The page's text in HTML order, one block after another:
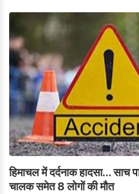
हिमाचल में दर्दनाक हादसा... साच
चालक समेत 8 लोगों की मौत